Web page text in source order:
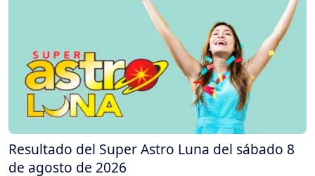
Resultado del Super Astro Luna del sábado 8
de agosto de 2026